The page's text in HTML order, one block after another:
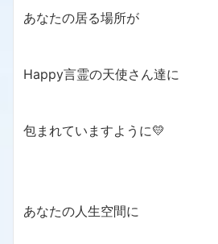
あなたの居る場所が
Happy言霊の天使さん達に
包まれていますように💛
あなたの人生空間に